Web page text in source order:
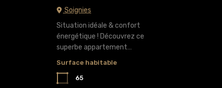
Soignies
Situation idéale & confort
énergétique ! Découvrez ce
superbe appartement…
Surface habitable
65